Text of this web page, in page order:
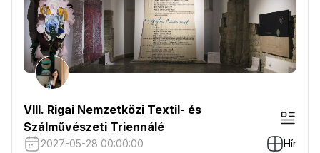
VIII. Rigai Nemzetközi Textil- és
Szálművészeti Triennálé
2027-05-28 00:00:00 Hír